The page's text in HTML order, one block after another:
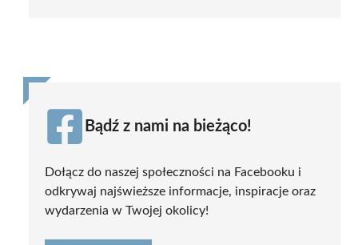
Bądź z nami na bieżąco!
Dołącz do naszej społeczności na Facebooku i
odkrywaj najświeższe informacje, inspiracje oraz
wydarzenia w Twojej okolicy!